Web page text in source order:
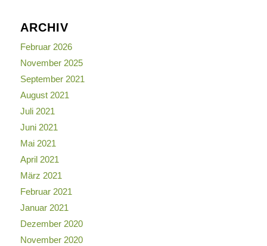
ARCHIV
Februar 2026
November 2025
September 2021
August 2021
Juli 2021
Juni 2021
Mai 2021
April 2021
März 2021
Februar 2021
Januar 2021
Dezember 2020
November 2020